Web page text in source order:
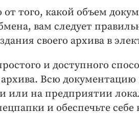
того, какой объем
вам следует
своего архива в
и доступного
архива. Всю
или на предприятии
и обеспечьте